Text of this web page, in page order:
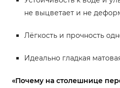
не выцветает и не
Лёгкость и прочность
Идеально гладкая
«Почему на столешнице